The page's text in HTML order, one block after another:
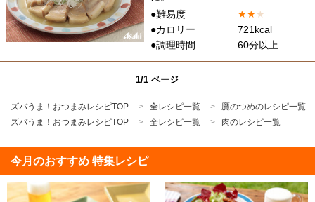
●難易度
★★★
●カロリー
721kcal
●調理時間
60分以上
1/1 ページ
ズバうま！おつまみレシピTOP 全レシピ一覧
鷹のつめのレシピ一覧
ズバうま！おつまみレシピTOP
全レシピ一覧 肉のレシピ一覧
今月のおすすめ 特集レシピ